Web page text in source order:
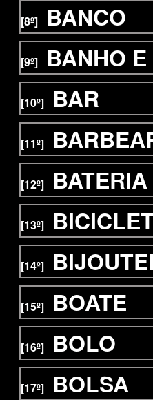
[8º] BANCO
[9º] BANHO
[10º] BAR
[11º]
[12º] BATERIA
[13º]
[14º]
[15º] BOATE
[16º] BOLO
[17º] BOLSA